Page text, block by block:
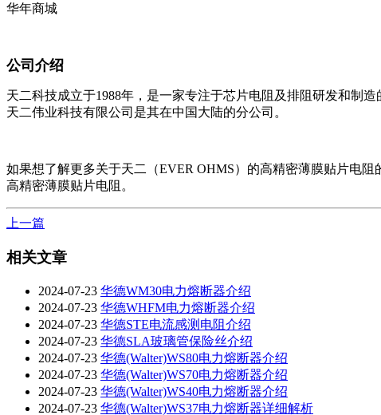
华年商城
公司介绍
天二科技成立于1988年，是一家专注于芯片电阻及排阻研发和制
天二伟业科技有限公司是其在中国大陆的分公司。
如果想了解更多关于天二（EVER OHMS）的高精密薄膜贴片电阻
高精密薄膜贴片电阻。
上一篇
相关文章
2024-07-23 华德WM30电力熔断器介绍
2024-07-23 华德WHFM电力熔断器介绍
2024-07-23 华德STE电流感测电阻介绍
2024-07-23 华德SLA玻璃管保险丝介绍
2024-07-23 华德(Walter)WS80电力熔断器介绍
2024-07-23 华德(Walter)WS70电力熔断器介绍
2024-07-23 华德(Walter)WS40电力熔断器介绍
2024-07-23 华德(Walter)WS37电力熔断器详细解析